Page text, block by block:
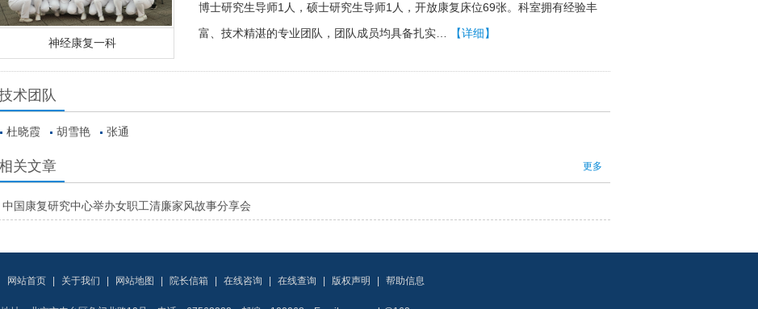
神经康复一科
博士研究生导师1人，硕士研究生导师1人，开放康复床位69张。科室拥有经验丰
富、技术精湛的专业团队，团队成员均具备扎实…
【详细】
术团队
杜晓霞 胡雪艳 张通
更多
关文章
中国康复研究中心举办女职工清廉家风故事分享会
网站首页 关于我们 网站地图 院长信箱 在线咨询 在线查询 版权声明 帮助信息